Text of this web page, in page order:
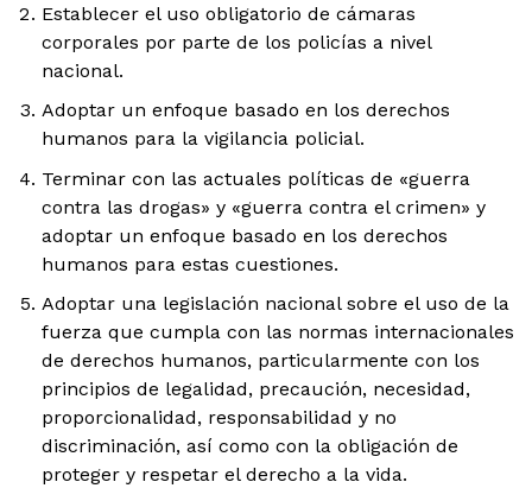
Establecer el uso obligatorio de cámaras
corporales por parte de los policías a nivel
nacional.
Adoptar un enfoque basado en los derechos
humanos para la vigilancia policial.
Terminar con las actuales políticas de «guerra
contra las drogas» y «guerra contra el crimen» y
adoptar un enfoque basado en los derechos
humanos para estas cuestiones.
Adoptar una legislación nacional sobre el uso de la
fuerza que cumpla con las normas internacionales
de derechos humanos, particularmente con los
principios de legalidad, precaución, necesidad,
proporcionalidad, responsabilidad y no
discriminación, así como con la obligación de
proteger y respetar el derecho a la vida.